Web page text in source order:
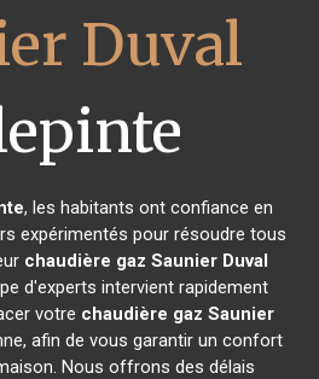
Duval
, les habitants ont confiance en
expérimentés pour résoudre tous
chaudière gaz Saunier Duval
d'experts intervient rapidement
votre chaudière gaz Saunier
afin de vous garantir un confort
Nous offrons des délais